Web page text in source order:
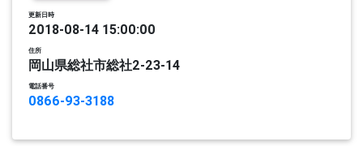
更新日時
2018-08-14 15:00:00
住所
岡山県総社市総社2-23-14
電話番号
0866-93-3188